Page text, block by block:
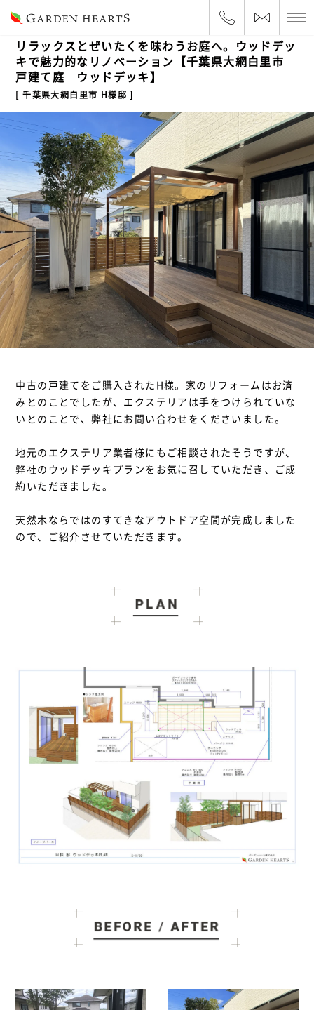
2024.2.16 一戸建て
千葉県大網白里市 H様邸
リラックスとぜいたくを味わうお庭へ。ウッドデッ
キで魅力的なリノベーション【千葉県大網白里市
戸建て庭 ウッドデッキ】
中古の戸建てをご購入されたH様。家のリフォームはお済
みとのことでしたが、エクステリアは手をつけられていな
いとのことで、弊社にお問い合わせをくださいました。
地元のエクステリア業者様にもご相談されたそうですが、
弊社のウッドデッキプランをお気に召していただき、ご成
約いただきました。
天然木ならではのすてきなアウトドア空間が完成しました
ので、ご紹介させていただきます。